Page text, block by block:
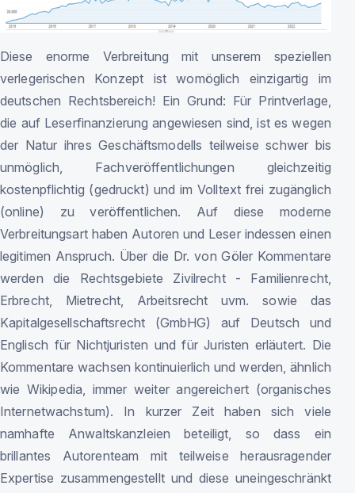
Diese enorme Verbreitung mit unserem speziellen
verlegerischen Konzept ist womöglich einzigartig im
deutschen Rechtsbereich! Ein Grund: Für Printverlage,
die auf Leserfinanzierung angewiesen sind, ist es wegen
der Natur ihres Geschäftsmodells teilweise schwer bis
unmöglich, Fachveröffentlichungen gleichzeitig
kostenpflichtig (gedruckt) und im Volltext frei zugänglich
(online) zu veröffentlichen. Auf diese moderne
Verbreitungsart haben Autoren und Leser indessen einen
legitimen Anspruch. Über die Dr. von Göler Kommentare
werden die Rechtsgebiete Zivilrecht - Familienrecht,
Erbrecht, Mietrecht, Arbeitsrecht uvm. sowie das
Kapitalgesellschaftsrecht (GmbHG) auf Deutsch und
Englisch für Nichtjuristen und für Juristen erläutert. Die
Kommentare wachsen kontinuierlich und werden, ähnlich
wie Wikipedia, immer weiter angereichert (organisches
Internetwachstum). In kurzer Zeit haben sich viele
namhafte Anwaltskanzleien beteiligt, so dass ein
brillantes Autorenteam mit teilweise herausragender
Expertise zusammengestellt und diese uneingeschränkt